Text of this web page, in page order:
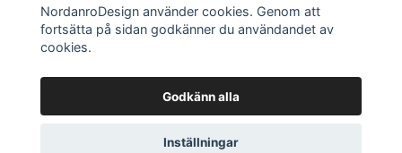
Sociala medier
© 2026 Nordanro Design
NordanroDesign använder cookies. Genom att
fortsätta på sidan godkänner du användandet av
cookies.
Godkänn alla
Inställningar